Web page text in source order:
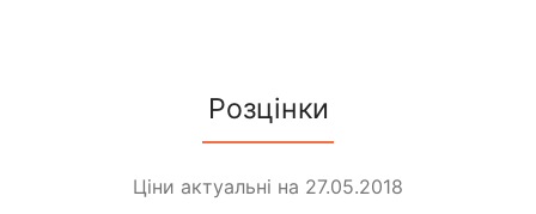
Розцінки
Ціни актуальні на 27.05.2018